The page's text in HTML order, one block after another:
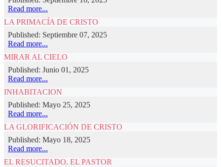
Read more...
LA PRIMACÍA DE CRISTO
Published: Septiembre 07, 2025
Read more...
MIRAR AL CIELO
Published: Junio 01, 2025
Read more...
INHABITACION
Published: Mayo 25, 2025
Read more...
LA GLORIFICACIÓN DE CRISTO
Published: Mayo 18, 2025
Read more...
EL RESUCITADO, EL PASTOR